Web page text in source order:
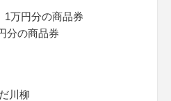
万円分の商品券
分の商品券
川柳